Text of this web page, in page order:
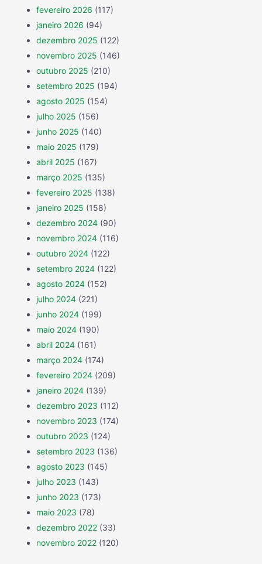
fevereiro 2026 (117)
janeiro 2026 (94)
dezembro 2025 (122)
novembro 2025 (146)
outubro 2025 (210)
setembro 2025 (194)
agosto 2025 (154)
julho 2025 (156)
junho 2025 (140)
maio 2025 (179)
abril 2025 (167)
março 2025 (135)
fevereiro 2025 (138)
janeiro 2025 (158)
dezembro 2024 (90)
novembro 2024 (116)
outubro 2024 (122)
setembro 2024 (122)
agosto 2024 (152)
julho 2024 (221)
junho 2024 (199)
maio 2024 (190)
abril 2024 (161)
março 2024 (174)
fevereiro 2024 (209)
janeiro 2024 (139)
dezembro 2023 (112)
novembro 2023 (174)
outubro 2023 (124)
setembro 2023 (136)
agosto 2023 (145)
julho 2023 (143)
junho 2023 (173)
maio 2023 (78)
dezembro 2022 (33)
novembro 2022 (120)